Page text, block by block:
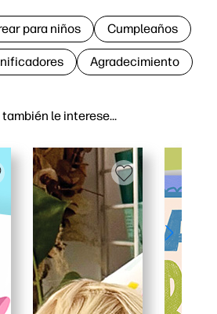
también le interese…
para niños Cumpleaños
Agradecimiento